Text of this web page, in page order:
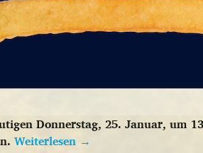
Donnerstag, 25. Januar, um
Weiterlesen →